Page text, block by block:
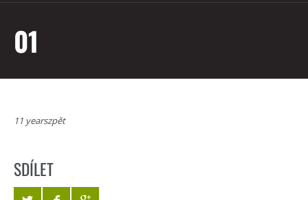
01
11 yearszpět
SDÍLET